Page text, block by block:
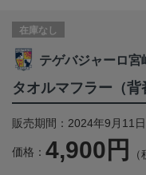
在庫なし
テゲバジャーロ宮
タオルマフラー（背
販売期間：2024年9月11
価格： 4,900円